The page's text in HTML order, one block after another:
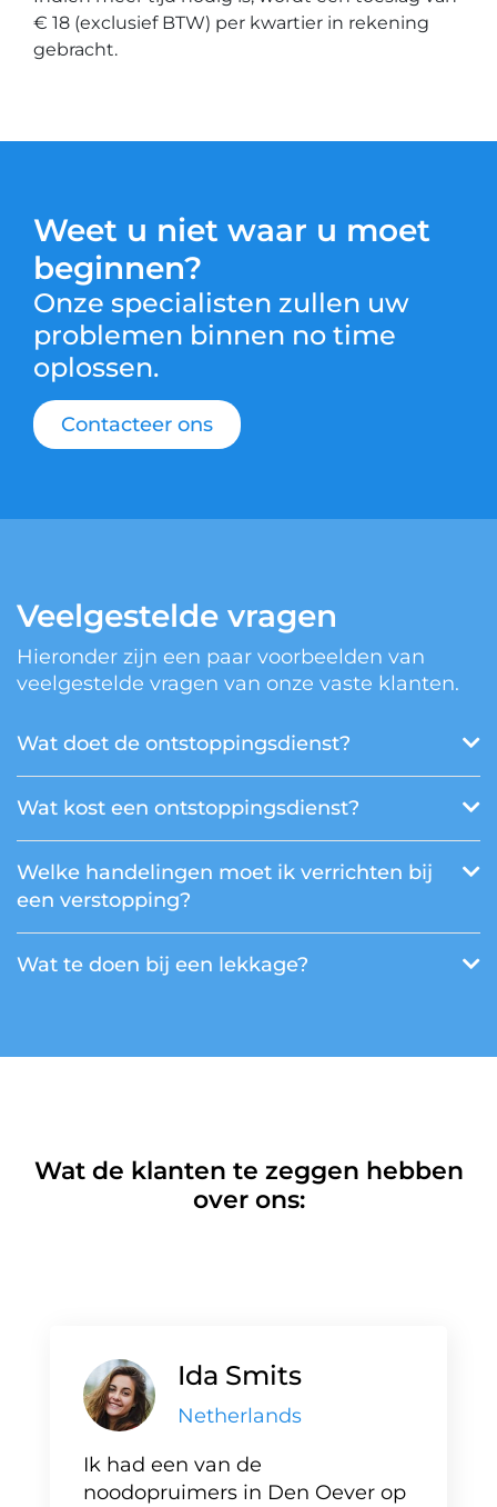
€ 18 (exclusief BTW) per kwartier in rekening
gebracht.
Weet u niet waar u moet
beginnen?
Onze specialisten zullen uw
problemen binnen no time
oplossen.
Contacteer ons
Veelgestelde vragen
Hieronder zijn een paar voorbeelden van
veelgestelde vragen van onze vaste klanten.
Wat doet de ontstoppingsdienst?
Wat kost een ontstoppingsdienst?
Welke handelingen moet ik verrichten bij
een verstopping?
Wat te doen bij een lekkage?
Wat de klanten te zeggen hebben
over ons:
Ida Smits
Netherlands
Ik had een van de
noodopruimers in Den Oever op